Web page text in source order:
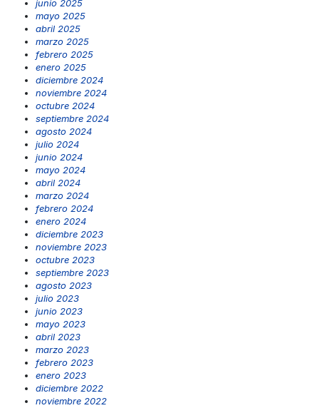
junio 2025
mayo 2025
abril 2025
marzo 2025
febrero 2025
enero 2025
diciembre 2024
noviembre 2024
octubre 2024
septiembre 2024
agosto 2024
julio 2024
junio 2024
mayo 2024
abril 2024
marzo 2024
febrero 2024
enero 2024
diciembre 2023
noviembre 2023
octubre 2023
septiembre 2023
agosto 2023
julio 2023
junio 2023
mayo 2023
abril 2023
marzo 2023
febrero 2023
enero 2023
diciembre 2022
noviembre 2022